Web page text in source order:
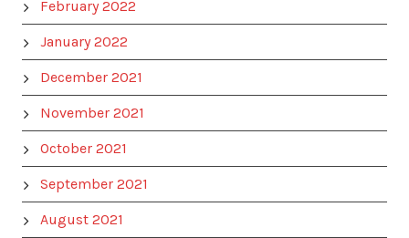
February 2022
January 2022
December 2021
November 2021
October 2021
September 2021
August 2021